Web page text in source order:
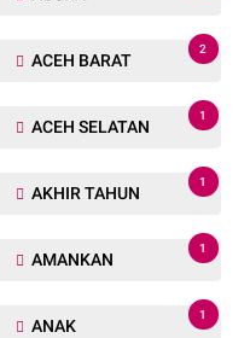
ACEH BARAT
2
ACEH SELATAN
1
AKHIR TAHUN
1
AMANKAN
1
ANAK
1